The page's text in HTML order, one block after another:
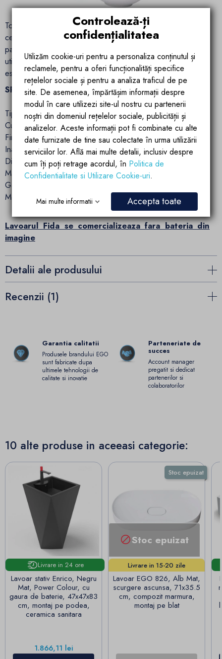
Toate lavoarele stativ, sunt realizate din ceramica sanitara de
cea mai inalta calitate. Datorita acestei calitati, lavoarele isi
pastreaza culoarea si stralucirea chiar si dupa ani de
utilizare. Nuanta tuturor produselor din ceramica sanitara,
este pe deplin satisfacatoare!
SPECIFICATII TEHNICE:
Tip lavoar: stativ
Culoare: Alb exterior, interior
Finisaj: Lucios
Inaltime: 85 cm
Diametru: 45 cm
Material: ceramica sanitara
Gaura de preaplin: Da
Montaj: pe podea
Lavoarul Fida se comercializeaza fara bateria din
imagine
Detalii ale produsului
Recenzii (1)
Garantia calitatii
Produsele brandului EGO
sunt fabricate dupa
ultimele tehnologii de
calitate si inovatie
Parteneriate de
succes
Account manager
pregatit si dedicat
partenerilor si
colaboratorilor
10 alte produse in aceeasi categorie:
Livrare in 24 ore
Lavoar stativ Enrico, Negru
Mat, Power Colour, cu
gaura de baterie, 47x47x83
cm, montaj pe podea,
ceramica sanitara
Pret
1.866,11 lei
Stoc epuizat
Stoc epuizat
Livrare in 15-20 zile
lucrătoare!
Lavoar EGO 826, Alb Mat,
scurgere ascunsa, 71x35.5
cm, compozit marmura,
montaj pe blat
Controlează-ți
confidențialitatea
Utilizăm cookie-uri pentru a personaliza conținutul și
reclamele, pentru a oferi funcționalități specifice
rețelelor sociale și pentru a analiza traficul de pe
site. De asemenea, împărtășim informații despre
modul în care utilizezi site-ul nostru cu partenerii
noștri din domeniul rețelelor sociale, publicității și
analizelor. Aceste informații pot fi combinate cu alte
date furnizate de tine sau colectate în urma utilizării
serviciilor lor. Află mai multe detalii, inclusiv despre
cum îți poți retrage acordul, în Politica de
Confidentialitate si Utilizare Cookie-uri.
Mai multe informatii Accepta toate